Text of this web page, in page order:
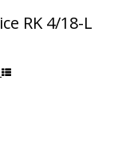
RK 4/18-L